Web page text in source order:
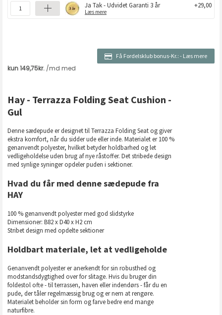
Ja Tak - Udvidet Garanti 3 år
Læs mere
+29,00
Få Fordelsklub bonus-Kr.: - Læs mere
Hay - Terrazza Folding Seat Cushion -
Gul
Denne sædepude er designet til Terrazza Folding Seat og giver
ekstra komfort, når du sidder ude eller inde. Materialet er 100 %
genanvendt polyester, hvilket betyder holdbarhed og let
vedligeholdelse uden brug af nye råstoffer. Det stribede design
med synlige syninger opdeler puden i sektioner.
Hvad du får med denne sædepude fra
HAY
100 % genanvendt polyester med god slidstyrke
Dimensioner: B82 x D40 x H2 cm
Stribet design med opdelte sektioner
Holdbart materiale, let at vedligeholde
Genanvendt polyester er anerkendt for sin robusthed og
modstandsdygtighed over for slitage. Hvis du bruger din
foldestol ofte - til terrassen, haven eller indendørs - får du en
pude, der tåler regelmæssig brug og er nem at rengøre.
Materialet beholder sin form og farve bedre end mange
naturfibre.